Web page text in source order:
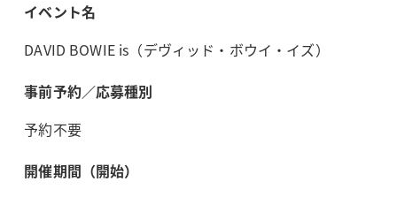
イベント名
DAVID BOWIE is（デヴィッド・ボウイ・イズ）
事前予約／応募種別
予約不要
開催期間（開始）